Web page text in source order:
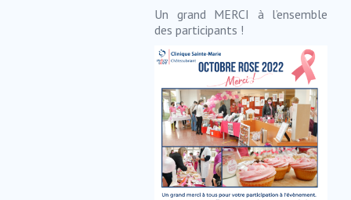
Un grand MERCI à l’ensemble
des participants !